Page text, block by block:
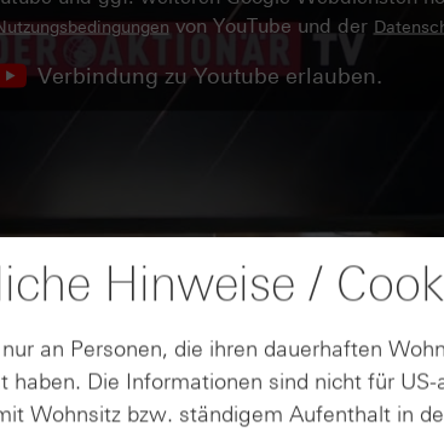
von YouTube und der
Verbindung zu Youtube erlauben.
Hinweise /
an Personen, die ihren dauerhaften
haben. Die Informationen sind nicht für US-
Wohnsitz bzw. ständigem Aufenthalt in